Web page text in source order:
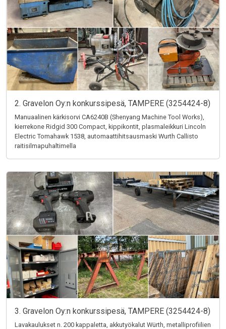
2. Gravelon Oy:n konkurssipesä, TAMPERE (3254424-8)
Manuaalinen kärkisorvi CA6240B (Shenyang Machine Tool Works),
kierrekone Ridgid 300 Compact, kippikontit, plasmaleikkuri Lincoln
Electric Tomahawk 1538, automaattihitsausmaski Wurth Callisto
raitisilmapuhaltimella
3. Gravelon Oy:n konkurssipesä, TAMPERE (3254424-8)
Lavakaulukset n. 200 kappaletta, akkutyökalut Würth, metalliprofiilien